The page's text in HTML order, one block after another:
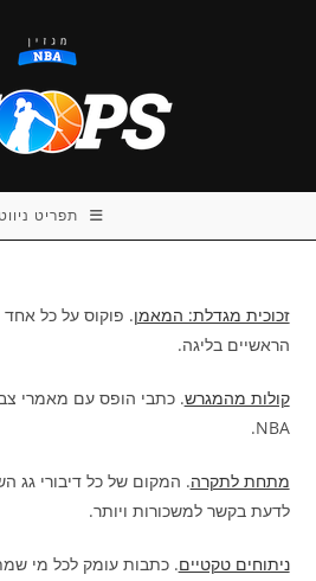
תפריט ניווט
זכוכית מגדלת: המאמן
הראשיים בליגה.
קולות מהמגרש. כתבי הופס עם מאמרי
NBA.
מתחת לתקרה. המקום של כל דיבורי גג
לדעת בקשר למשכורות ויותר.
ניתוחים טקטיים. כתבות עומק לכל מי